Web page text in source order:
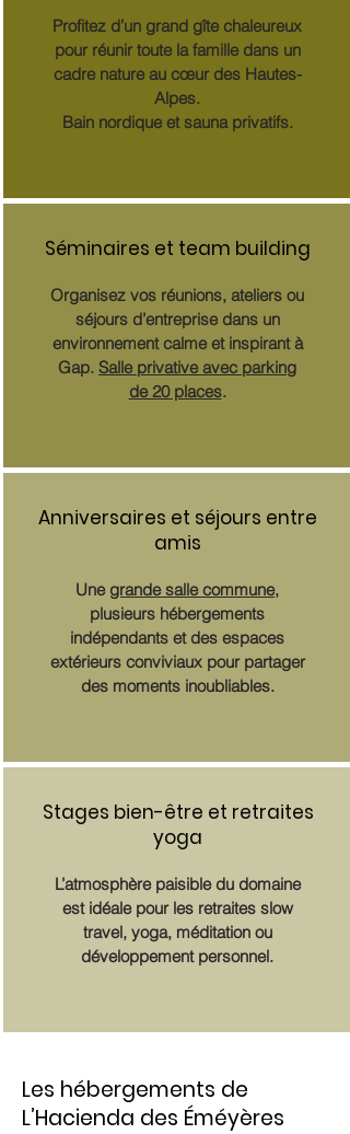
Profitez d’un grand gîte chaleureux
pour réunir toute la famille dans un
cadre nature au cœur des Hautes-
Alpes.
Bain nordique et sauna privatifs.
Séminaires et team building
Organisez vos réunions, ateliers ou
séjours d’entreprise dans un
environnement calme et inspirant à
Gap. Salle privative avec parking
de 20 places.
Anniversaires et séjours entre
amis
Une grande salle commune,
plusieurs hébergements
indépendants et des espaces
extérieurs conviviaux pour partager
des moments inoubliables.
Stages bien-être et retraites
yoga
L’atmosphère paisible du domaine
est idéale pour les retraites slow
travel, yoga, méditation ou
développement personnel.
Les hébergements de
L’Hacienda des Éméyères